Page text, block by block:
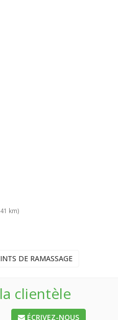
km)
DE RAMASSAGE
clientèle
ÉCRIVEZ-NOUS